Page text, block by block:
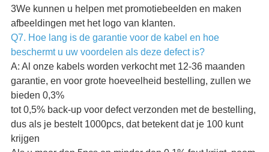
3We kunnen u helpen met promotiebeelden en maken
afbeeldingen met het logo van klanten.
Q7. Hoe lang is de garantie voor de kabel en hoe
beschermt u uw voordelen als deze defect is?
A: Al onze kabels worden verkocht met 12-36 maanden
garantie, en voor grote hoeveelheid bestelling, zullen we
bieden 0,3%
tot 0,5% back-up voor defect verzonden met de bestelling,
dus als je bestelt 1000pcs, dat betekent dat je 100 kunt
krijgen